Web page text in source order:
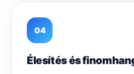
04
Élesítés és